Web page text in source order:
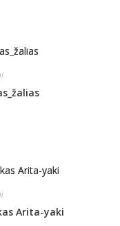
Arita-yaki